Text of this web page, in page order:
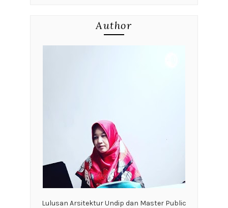
Author
Lulusan Arsitektur Undip dan Master Public